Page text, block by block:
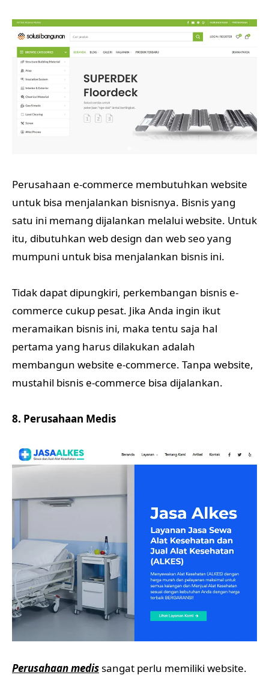
Perusahaan e-commerce membutuhkan website
untuk bisa menjalankan bisnisnya. Bisnis yang
satu ini memang dijalankan melalui website. Untuk
itu, dibutuhkan web design dan web seo yang
mumpuni untuk bisa menjalankan bisnis ini.
Tidak dapat dipungkiri, perkembangan bisnis e-
commerce cukup pesat. Jika Anda ingin ikut
meramaikan bisnis ini, maka tentu saja hal
pertama yang harus dilakukan adalah
membangun website e-commerce. Tanpa website,
mustahil bisnis e-commerce bisa dijalankan.
8. Perusahaan Medis
Perusahaan medissangat perlu memiliki website.